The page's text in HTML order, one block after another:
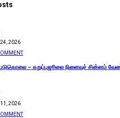
2026
– கறுப்புஜூலை நினைவுச் சின்னம்
2026